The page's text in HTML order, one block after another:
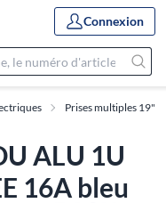
Connexion
Prises multiples 19"
ALU 1U
16A bleu